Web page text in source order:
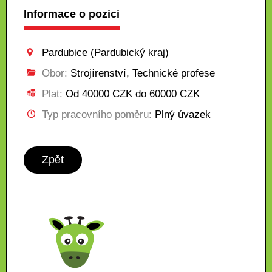
Informace o pozici
Pardubice (Pardubický kraj)
Obor: Strojírenství, Technické profese
Plat: Od 40000 CZK do 60000 CZK
Typ pracovního poměru: Plný úvazek
Zpět